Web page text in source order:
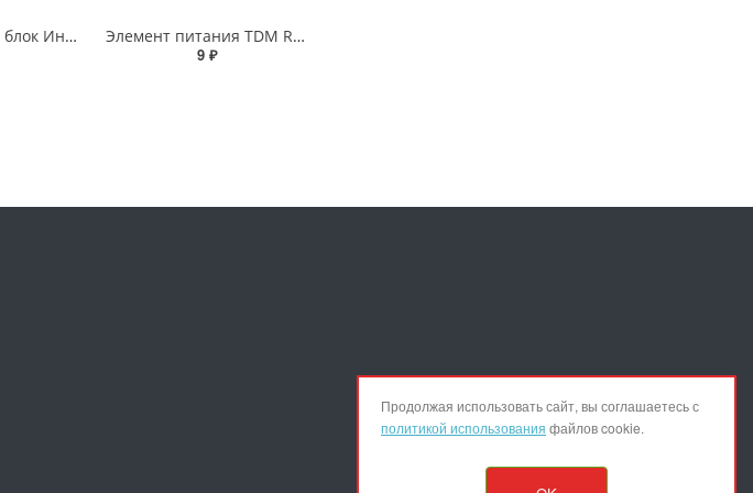
Аккумуляторный блок Интерскол 2/18, 2А/ч, 18В, Li-ion Интерскол - характеристики и цена
Элемент питания TDM R03 AAA Zinc Carbon 1,5V SH-4 Народный(4/60) TDM - характеристики и цена
9 ₽
Продолжая использовать сайт, вы соглашаетесь с
политикой использования файлов cookie.